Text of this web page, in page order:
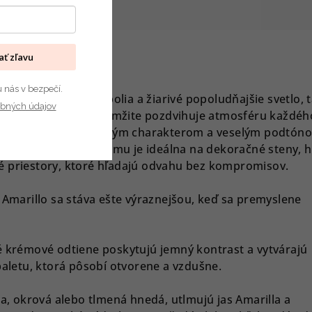
slnkom zaliate polia a žiarivé popoludňajšie svetlo,
žiarivá a okamžite pozdvihuje atmosféru
Svojím živým charakterom a veselým
interiérov, vďaka čomu je ideálna na dekoračné steny,
priestory, ktoré hľadajú odvahu bez kompromisov.
sa stáva ešte výraznejšou, keď sa premyslene
krémové odtiene poskytujú jemný kontrast a vytvárajú
ktorá pôsobí otvorene a vzdušne.
okrová alebo tlmená hnedá, utlmujú jas Amarilla a
zľavu
nás v bezpečí.
údajov